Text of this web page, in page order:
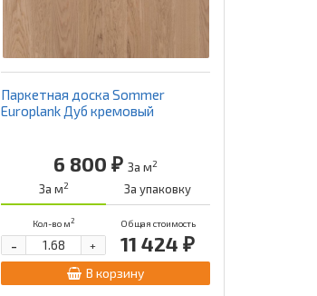
Паркетная доска Sommer
Europlank Дуб кремовый
6 800 ₽За м2
За м2 За упаковку
Кол-во м2 Общая стоимость
11 424 ₽
+
-
В корзину